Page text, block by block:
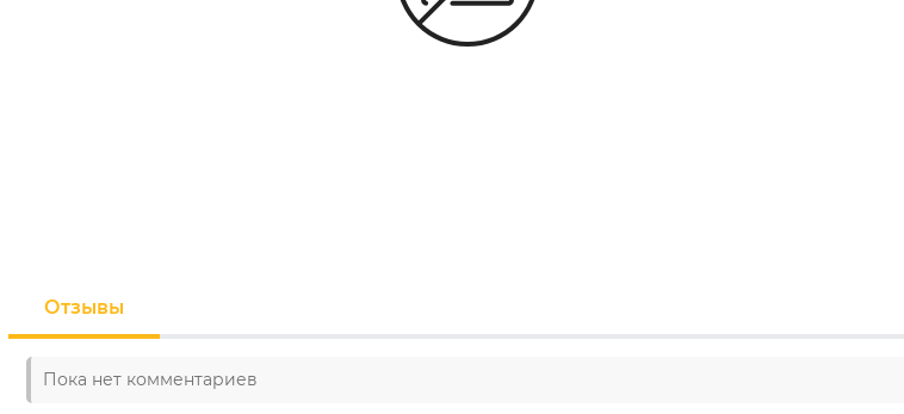
Отзывы
Пока нет комментариев